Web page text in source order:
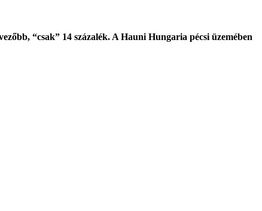
“csak” 14 százalék. A Hauni Hungaria pécsi üzemében